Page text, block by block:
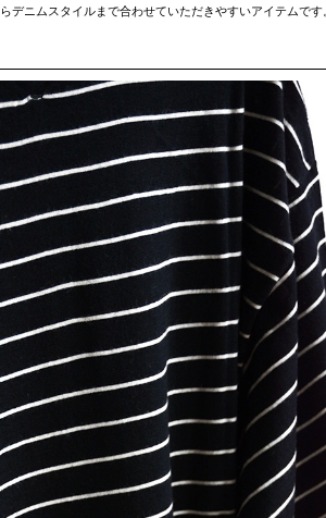
デニムスタイルまで合わせていただきやすいアイテムです